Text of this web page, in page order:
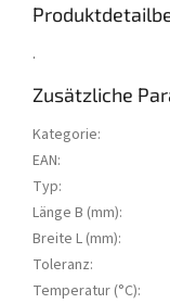
.
Zusätzliche
Kategorie:
EAN:
Typ:
Länge B (mm):
Breite L (mm):
Toleranz:
Temperatur (°C):